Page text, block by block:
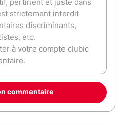
commentaire